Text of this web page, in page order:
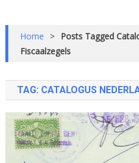
Home > Posts Tagged
Fiscaalzegels
TAG: CATALOGUS